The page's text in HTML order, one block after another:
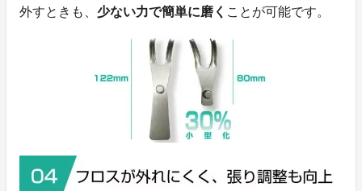
外すときも、 少ない力で簡単に磨く ことが可能です。